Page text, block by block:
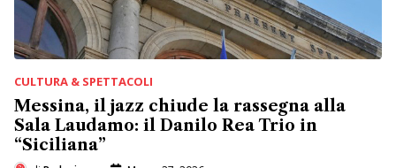
CULTURA & SPETTACOLI
Messina, il jazz chiude la rassegna alla
Sala Laudamo: il Danilo Rea Trio in
“Siciliana”